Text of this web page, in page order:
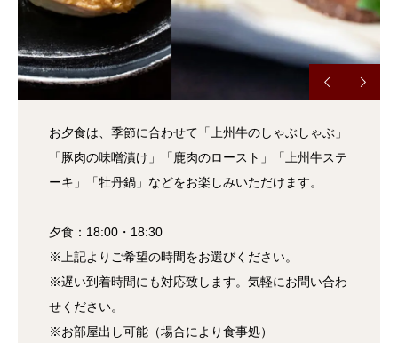
お夕食は、季節に合わせて「上州牛のしゃぶしゃぶ」
「豚肉の味噌漬け」「鹿肉のロースト」「上州牛ステ
ーキ」「牡丹鍋」などをお楽しみいただけます。
夕食：18:00・18:30
※上記よりご希望の時間をお選びください。
※遅い到着時間にも対応致します。気軽にお問い合わ
せください。
※お部屋出し可能（場合により食事処）